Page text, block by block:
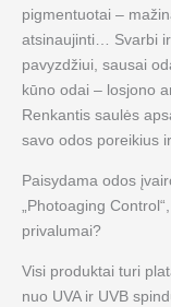
pigmentuotai –
atsinaujinti… Svarbi
pavyzdžiui, sausai
kūno odai – losjono
Renkantis saulės
savo odos poreikius
Paisydama odos
„Photoaging
privalumai?
Visi produktai turi
nuo UVA ir UVB